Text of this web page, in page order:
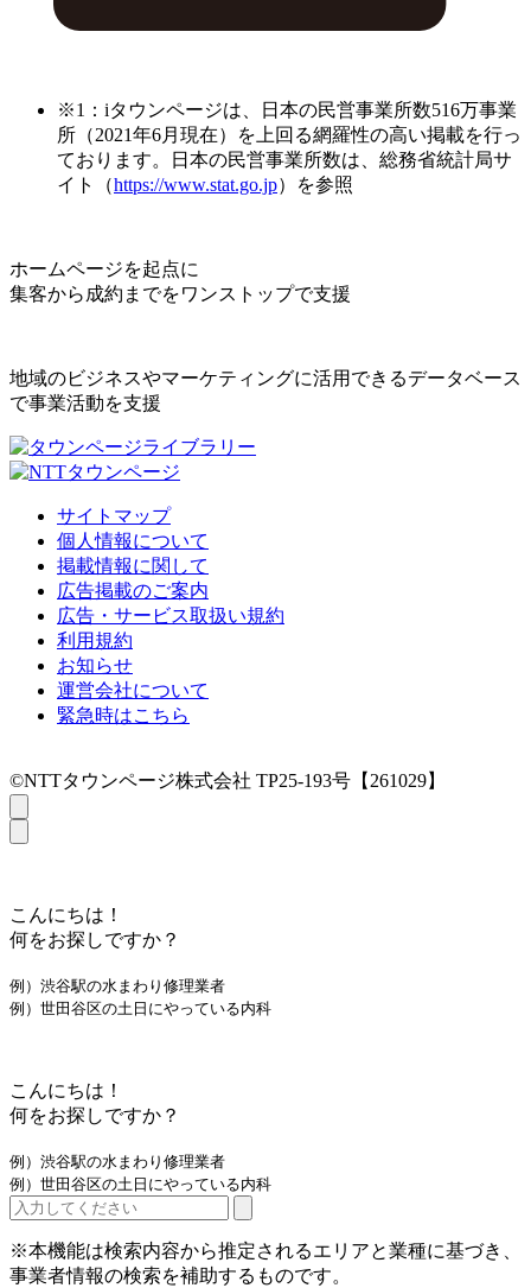
※1：iタウンページは、日本の民営事業所数516万事業
所（2021年6月現在）を上回る網羅性の高い掲載を行っ
ております。日本の民営事業所数は、総務省統計局サ
イト（https://www.stat.go.jp）を参照
ホームページを起点に
集客から成約までをワンストップで支援
地域のビジネスやマーケティングに活用できるデータベース
で事業活動を支援
サイトマップ
個人情報について
掲載情報に関して
広告掲載のご案内
広告・サービス取扱い規約
利用規約
お知らせ
運営会社について
緊急時はこちら
©NTTタウンページ株式会社 TP25-193号【261029】
こんにちは！
何をお探しですか？
例）渋谷駅の水まわり修理業者
例）世田谷区の土日にやっている内科
こんにちは！
何をお探しですか？
例）渋谷駅の水まわり修理業者
例）世田谷区の土日にやっている内科
※本機能は検索内容から推定されるエリアと業種に基づき、
事業者情報の検索を補助するものです。